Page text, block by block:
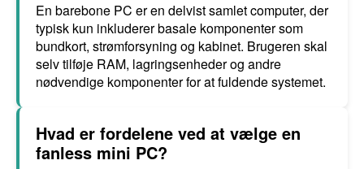
En barebone PC er en delvist samlet computer, der
typisk kun inkluderer basale komponenter som
bundkort, strømforsyning og kabinet. Brugeren skal
selv tilføje RAM, lagringsenheder og andre
nødvendige komponenter for at fuldende systemet.
Hvad er fordelene ved at vælge en
fanless mini PC?